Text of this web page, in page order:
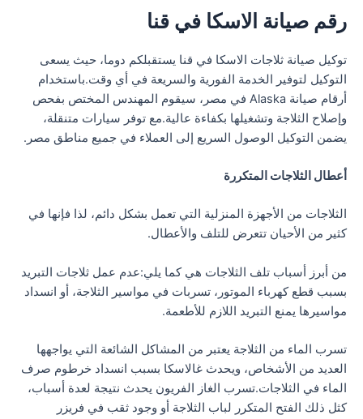
رقم صيانة الاسكا في قنا
توكيل صيانة ثلاجات الاسكا في قنا يستقبلكم دوما، حيث يسعى
التوكيل لتوفير الخدمة الفورية والسريعة في أي وقت.باستخدام
أرقام صيانة Alaska في مصر، سيقوم المهندس المختص بفحص
وإصلاح الثلاجة وتشغيلها بكفاءة عالية.مع توفر سيارات متنقلة،
يضمن التوكيل الوصول السريع إلى العملاء في جميع مناطق مصر.
أعطال الثلاجات المتكررة
الثلاجات من الأجهزة المنزلية التي تعمل بشكل دائم، لذا فإنها في
كثير من الأحيان تتعرض للتلف والأعطال.
من أبرز أسباب تلف الثلاجات هي كما يلي:عدم عمل ثلاجات التبريد
بسبب قطع كهرباء الموتور، تسربات في مواسير الثلاجة، أو انسداد
مواسيرها يمنع التبريد اللازم للأطعمة.
تسرب الماء من الثلاجة يعتبر من المشاكل الشائعة التي يواجهها
العديد من الأشخاص، ويحدث غالاسكا بسبب انسداد خرطوم صرف
الماء في الثلاجات.تسرب الغاز الفريون يحدث نتيجة لعدة أسباب،
كثل ذلك الفتح المتكرر لباب الثلاجة أو وجود ثقب في فريزر